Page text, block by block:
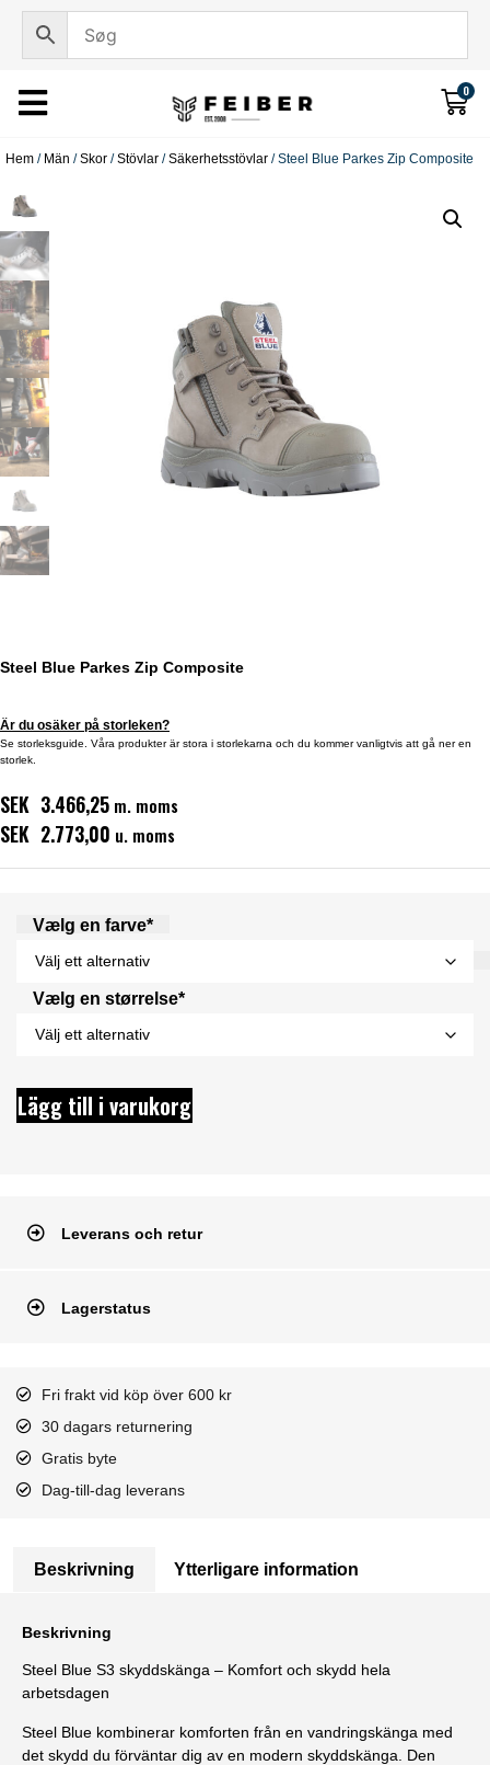
0
Hem / Män /Skor /Stövlar /Säkerhetsstövlar / Steel Blue Parkes Zip Composite
Steel Blue Parkes Zip Composite
Är du osäker på storleken?
Se storleksguide. Våra produkter är stora i storlekarna och du kommer vanligtvis att gå ner en
storlek.
SEK 3.466,25 m. moms
SEK 2.773,00 u. moms
Vælg en farve*
Vælg en størrelse*
Lägg till i varukorg
Leverans och retur
Lagerstatus
Fri frakt vid köp över 600 kr
30 dagars returnering
Gratis byte
Dag-till-dag leverans
Beskrivning Ytterligare information
Beskrivning
Steel Blue S3 skyddskänga – Komfort och skydd hela
arbetsdagen
Steel Blue kombinerar komforten från en vandringskänga med
det skydd du förväntar dig av en modern skyddskänga. Den